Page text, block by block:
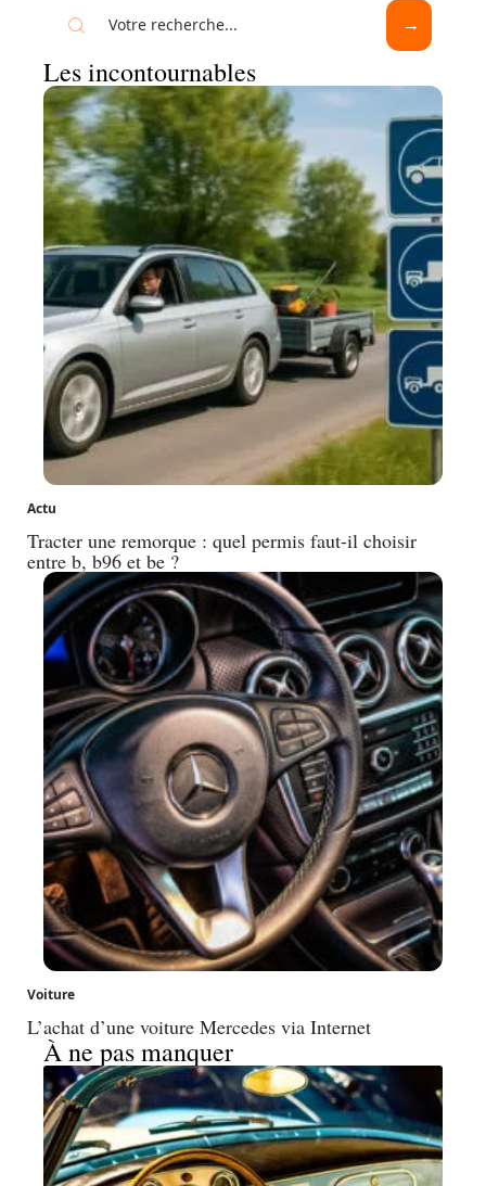
Les incontournables
Actu
Tracter une remorque : quel permis faut-il choisir
entre b, b96 et be ?
Voiture
L’achat d’une voiture Mercedes via Internet
À ne pas manquer